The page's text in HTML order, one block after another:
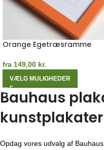
Orange Egetræsramme
fra 149,00 kr.
VÆLG MULIGHEDER
Bauhaus
Opdag vores udvalg af